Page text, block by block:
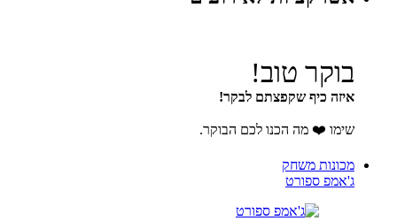
בוקר טוב!
איזה כיף שקפצתם לבקר!
שימו ❤️ מה הכנו לכם הבוקר.
מכונות משחק
ג'אמפ ספורט